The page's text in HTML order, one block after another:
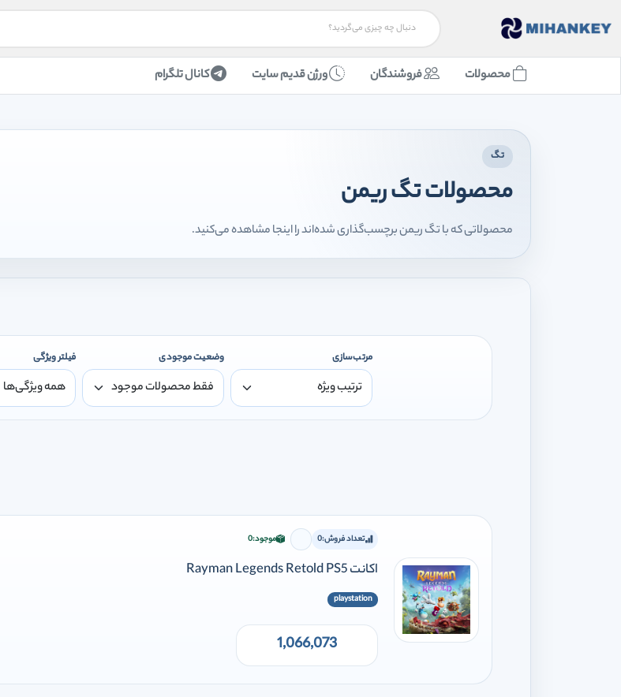
محصولات فروشندگان ورژن قدیم سایت کانال تلگرام
تگ
محصولات تگ ریمن
محصولاتی که با تگ ریمن برچسب‌گذاری شده‌اند را اینجا مشاهده می‌کنید.
مرتب‌سازی وضعیت موجودی فیلتر ویژگی
تعداد فروش:0 برای افزودن وارد شوید
موجود:0
اکانت Rayman Legends Retold PS5
playstation
1,066,073